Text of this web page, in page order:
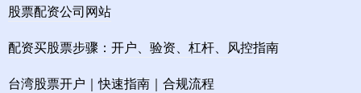
股票配资公司网站
配资买股票步骤：开户、验资、杠杆、风控指南
台湾股票开户｜快速指南｜合规流程